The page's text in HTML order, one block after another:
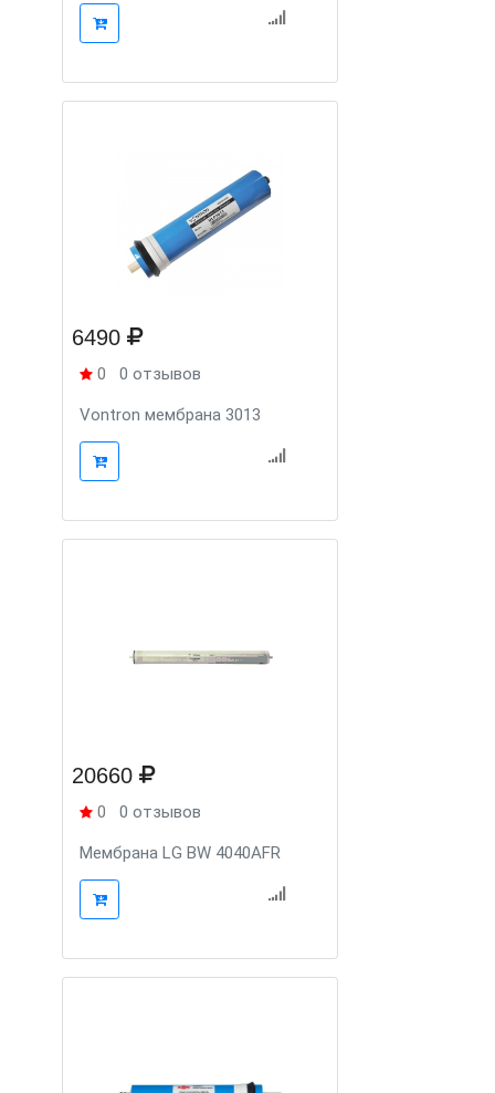
6490
0 0 отзывов
Vontron мембрана 3013
20660
0 0 отзывов
Мембрана LG BW 4040AFR